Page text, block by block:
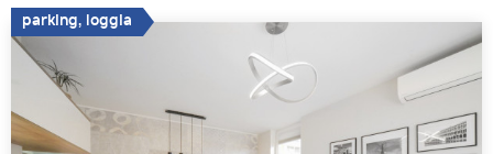
parking, loggia